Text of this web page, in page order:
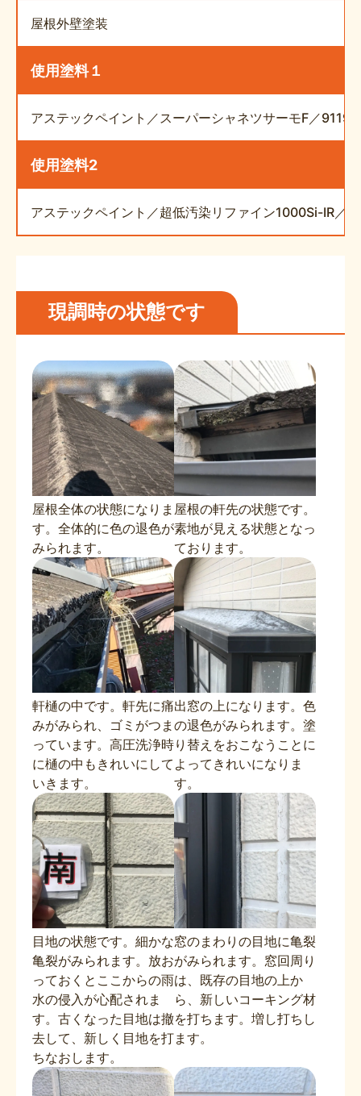
屋根外壁塗装
使用塗料１
アステックペイント／スーパーシャネツサーモF／
使用塗料2
アステックペイント／超低汚染リファイン1000Si-IR／
現調時の状態です
屋根全体の状態になりま
す。全体的に色の退色が
みられます。
屋根の軒先の状態です。
素地が見える状態となっ
ております。
軒樋の中です。軒先に痛
みがみられ、ゴミがつま
っています。高圧洗浄時
に樋の中もきれいにして
いきます。
出窓の上になります。色
の退色がみられます。塗
り替えをおこなうことに
よってきれいになりま
す。
目地の状態です。細かな
亀裂がみられます。放お
っておくとここからの雨
水の侵入が心配されま
す。古くなった目地は撤
去して、新しく目地を打
ちなおします。
窓のまわりの目地に亀裂
がみられます。窓回周り
は、既存の目地の上か
ら、新しいコーキング材
を打ちます。増し打ちし
ます。